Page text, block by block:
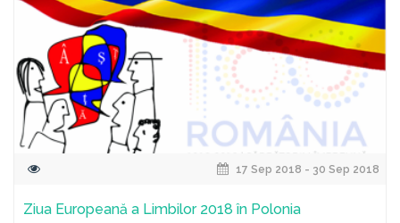
17 Sep 2018 - 30 Sep 2018
Ziua Europeană a Limbilor 2018 în Polonia